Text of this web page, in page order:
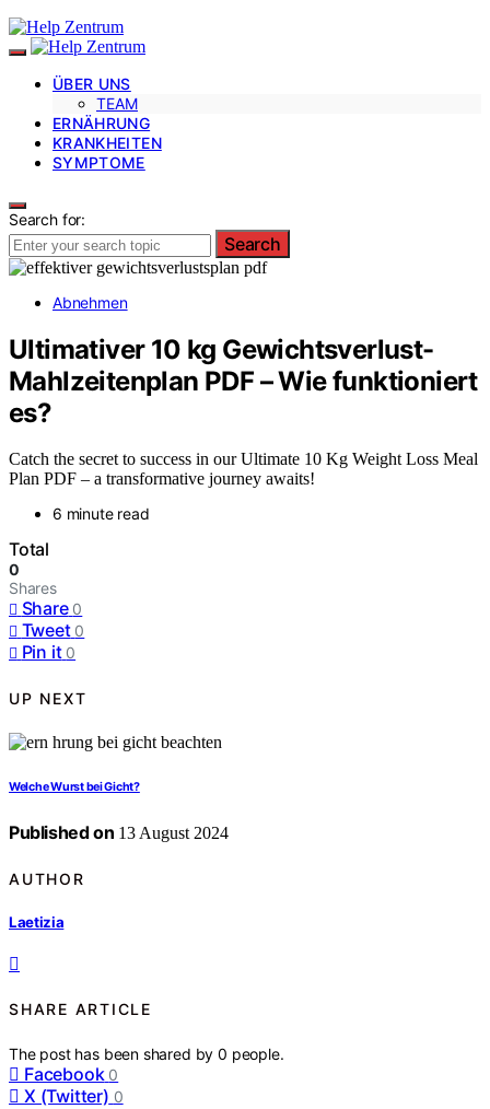
ÜBER UNS
TEAM
ERNÄHRUNG
KRANKHEITEN
SYMPTOME
Search for:
Search
Abnehmen
Ultimativer 10 kg Gewichtsverlust-
Mahlzeitenplan PDF – Wie funktioniert
es?
Catch the secret to success in our Ultimate 10 Kg Weight Loss Meal
Plan PDF – a transformative journey awaits!
6 minute read
Total
0
Shares
Share 0
Tweet 0
Pin it 0
UP NEXT
Welche Wurst bei Gicht?
Published on 13 August 2024
AUTHOR
Laetizia
SHARE ARTICLE
The post has been shared by0 people.
Facebook 0
X (Twitter) 0